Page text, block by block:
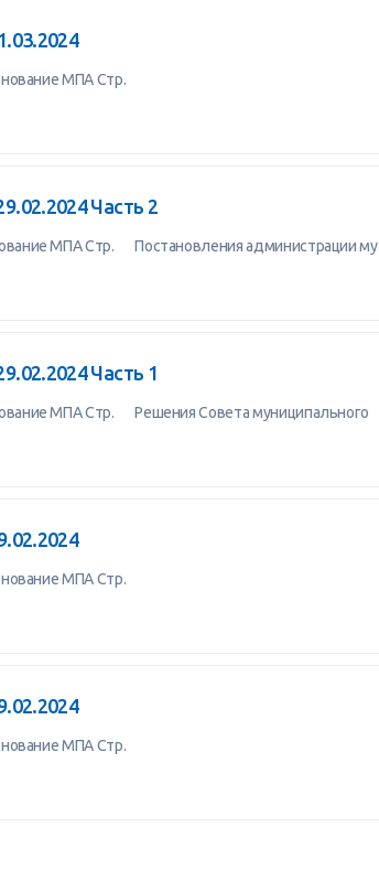
МПА Стр.
Часть 2
МПА Стр. Постановления администрации му
Часть 1
МПА Стр. Решения Совета муниципального
МПА Стр.
МПА Стр.